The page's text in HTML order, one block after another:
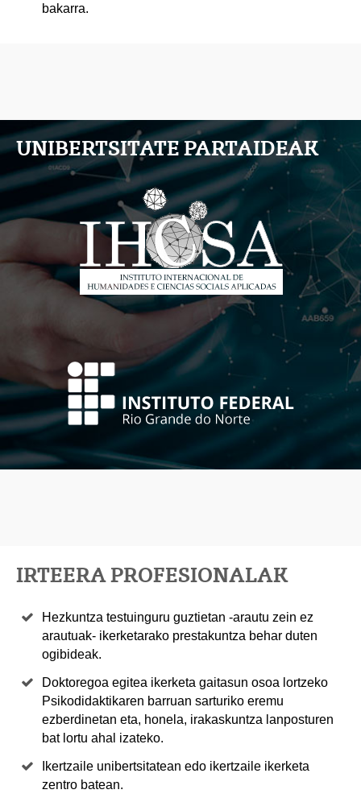
bakarra.
UNIBERTSITATE PARTAIDEAK
IRTEERA PROFESIONALAK
Hezkuntza testuinguru guztietan -arautu zein ez
arautuak- ikerketarako prestakuntza behar duten
ogibideak.
Doktoregoa egitea ikerketa gaitasun osoa lortzeko
Psikodidaktikaren barruan sarturiko eremu
ezberdinetan eta, honela, irakaskuntza lanposturen
bat lortu ahal izateko.
Ikertzaile unibertsitatean edo ikertzaile ikerketa
zentro batean.